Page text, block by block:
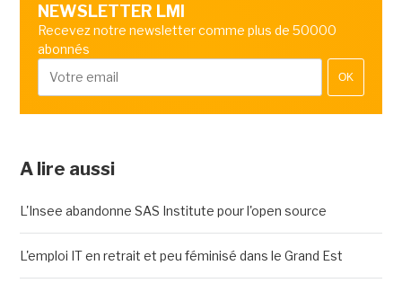
NEWSLETTER LMI
Recevez notre newsletter comme plus de 50000
abonnés
OK
A lire aussi
L'Insee abandonne SAS Institute pour l'open source
L'emploi IT en retrait et peu féminisé dans le Grand Est